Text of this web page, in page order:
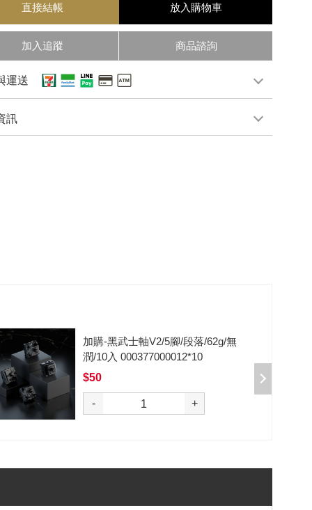
直接結帳 放入購物車
加入追蹤 商品諮詢
運送
訊
選購
加購-剪刀石頭布猜拳鍵帽一盒四
入000385000289